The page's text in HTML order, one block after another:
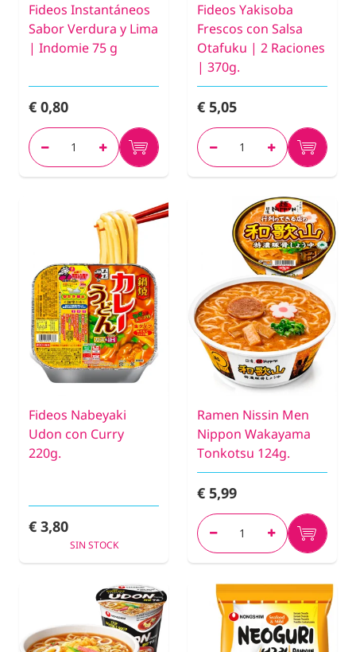
Fideos Instantáneos
Sabor Verdura y Lima
| Indomie 75 g
€ 0,80
Fideos Yakisoba
Frescos con Salsa
Otafuku | 2 Raciones
| 370g.
€ 5,05
Fideos Nabeyaki
Udon con Curry
220g.
€ 3,80
SIN STOCK
Ramen Nissin Men
Nippon Wakayama
Tonkotsu 124g.
€ 5,99